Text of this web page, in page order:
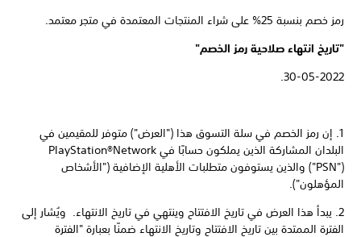
رمز خصم بنسبة 25% على شراء المنتجات المعتمدة في متجر معتمد.
"تاريخ انتهاء صلاحية رمز الخصم"
30-05-2022.
1. إن رمز الخصم في سلة التسوق هذا ("العرض") متوفر للمقيمين في
("PSN") والذين يستوفون متطلبات الأهلية الإضافية ("الأشخاص
المؤهلون").
2. يبدأ هذا العرض في تاريخ الافتتاح وينتهي في تاريخ الانتهاء. ويُشار إلى
الفترة الممتدة بين تاريخ الافتتاح وتاريخ الانتهاء ضمنًا بعبارة "الفترة